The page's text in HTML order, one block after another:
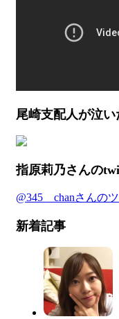
尾崎支配人が泣
指原莉乃さんの
@345__chanさんの
新着記事